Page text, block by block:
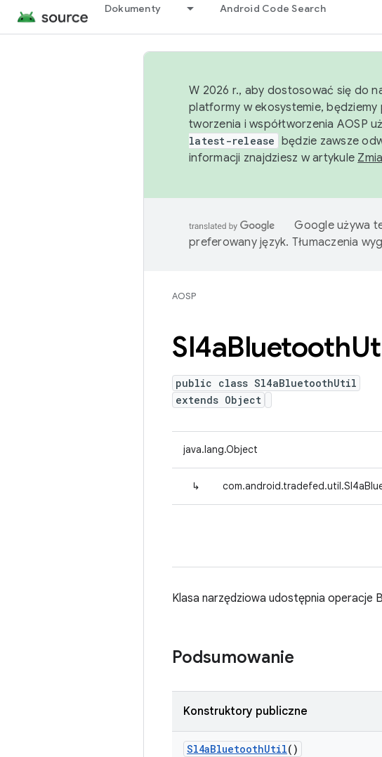
Dokumenty Android Code Search
W 2026 r., aby dostosować się do
platformy w ekosystemie,
tworzenia i współtworzenia AOSP
latest-release będzie zawsze
informacji znajdziesz w artykule
Google używa
preferowany język. Tłumaczenia
AOSP
Sl4aBluetooth
public class Sl4aBluetoothUtil
extends Object
java.lang.Object
↳
Klasa narzędziowa udostępnia operacje
Podsumowanie
Konstruktory publiczne
Sl4aBluetoothUtil()